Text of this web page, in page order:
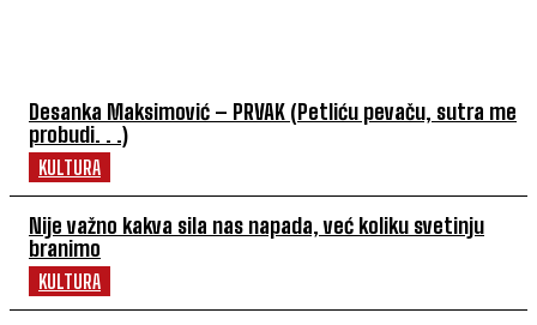
Desanka Maksimović – PRVAK (Petliću pevaču, sutra me
probudi. . .)
KULTURA
Nije važno kakva sila nas napada, već koliku svetinju
branimo
KULTURA